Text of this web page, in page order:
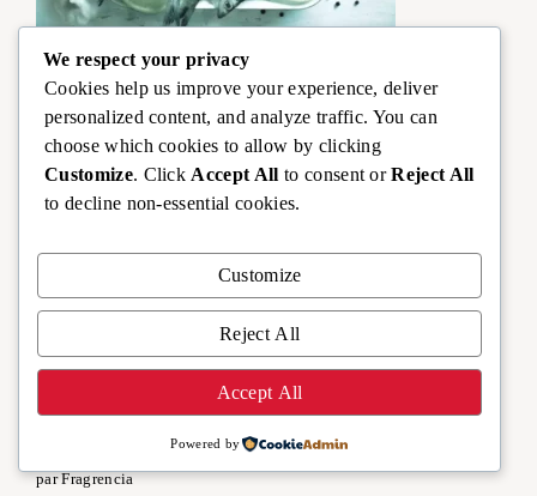
Les bienfaits de la sardine en boite
19 mai 2026
huile choisir en 2026 ?
par Fragrencia
We respect your privacy
Cookies help us improve your experience, deliver
personalized content, and analyze traffic. You can
choose which cookies to allow by clicking
Customize. Click Accept All to consent orReject All
to decline non-essential cookies.
Customize
Reject All
Accept All
Powered by